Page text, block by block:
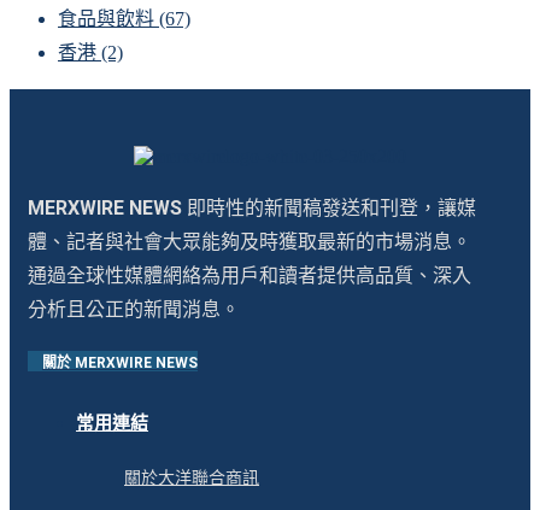
食品與飲料 (67)
香港 (2)
MERXWIRE NEWS 即時性的新聞稿發送和刊登，讓媒
體、記者與社會大眾能夠及時獲取最新的市場消息。
通過全球性媒體網絡為用戶和讀者提供高品質、深入
分析且公正的新聞消息。
關於 MERXWIRE NEWS
常用連結
關於大洋聯合商訊